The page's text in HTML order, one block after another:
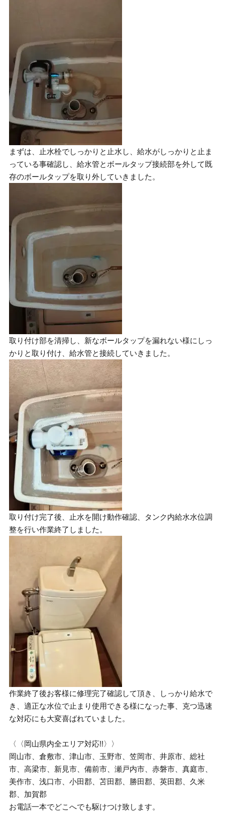
まずは、止水栓でしっかりと止水し、給水がしっかりと止ま
っている事確認し、給水管とボールタップ接続部を外して既
存のボールタップを取り外していきました。
取り付け部を清掃し、新なボールタップを漏れない様にしっ
かりと取り付け、給水管と接続していきました。
取り付け完了後、止水を開け動作確認、タンク内給水水位調
整を行い作業終了しました。
作業終了後お客様に修理完了確認して頂き、しっかり給水で
き、適正な水位で止まり使用できる様になった事、克つ迅速
な対応にも大変喜ばれていました。
〈〈岡山県内全エリア対応!!〉〉
岡山市、倉敷市、津山市、玉野市、笠岡市、井原市、総社
市、高梁市、新見市、備前市、瀬戸内市、赤磐市、真庭市、
美作市、浅口市、小田郡、苫田郡、勝田郡、英田郡、久米
郡、加賀郡
お電話一本でどこへでも駆けつけ致します。